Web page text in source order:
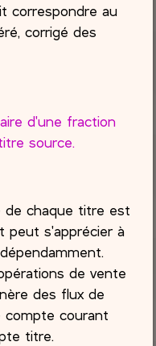
correspondre au
corrigé des
d'une fraction
source.
de chaque titre est
peut s'apprécier à
de vente
des flux de
compte courant
titre.